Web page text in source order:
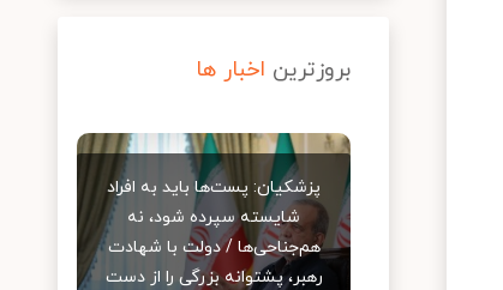
بروزترین اخبار ها
پزشکیان: پست‌ها باید به افراد
شایسته سپرده شود، نه
هم‌جناحی‌ها / دولت با شهادت
رهبر، پشتوانه بزرگی را از دست